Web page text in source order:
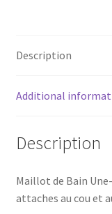
Description
Additional
Description
Maillot de Bain
attaches au cou et